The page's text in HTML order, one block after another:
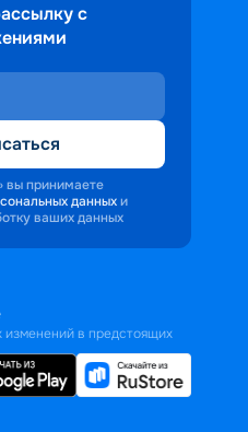
с
вы принимаете
данных и
ваших данных
в предстоящих